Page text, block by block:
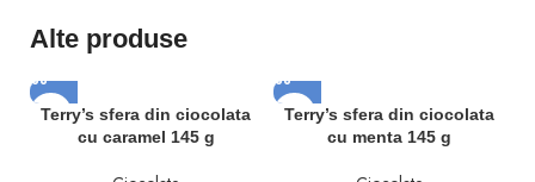
Alte produse
Terry’s sfera din ciocolata
cu caramel 145 g
Terry’s sfera din ciocolata
cu menta 145 g